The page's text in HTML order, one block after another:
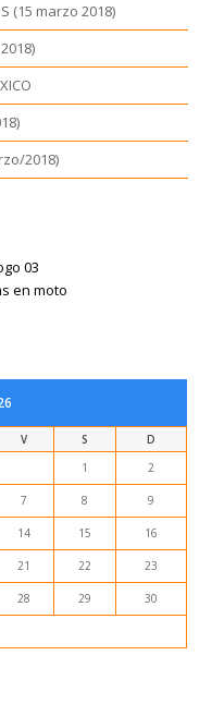
(15 marzo 2018)
2018)
V S
D
1
2
7 8 9
14 15 16
21 22 23
28 29 30